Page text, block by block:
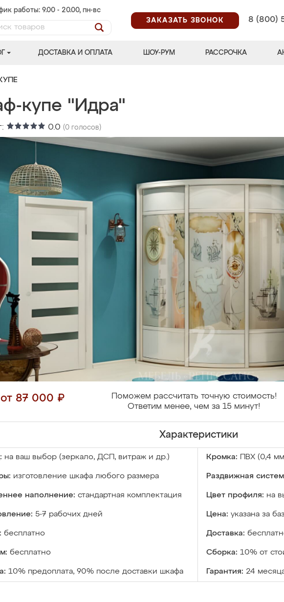
работы: 9.00 - 20.00, пн-вс
ЗАКАЗАТЬ ЗВОНОК
8 (800)
ДОСТАВКА И ОПЛАТА ШОУ-РУМ РАССРОЧКА
купе "Идра"
0.0 (0 голосов)
87 000 ₽
Поможем рассчитать точную стоимость!
Ответим менее, чем за 15 минут!
Характеристики
на ваш выбор (зеркало, ДСП, витраж и др.) Кромка: ПВХ (0,4
изготовление шкафа любого размера Раздвижная
наполнение: стандартная комплектация Цвет профиля: на
5-7 рабочих дней Цена: указана за
бесплатно Доставка:
бесплатно Сборка: 10% от
10% предоплата, 90% после доставки шкафа Гарантия: 24